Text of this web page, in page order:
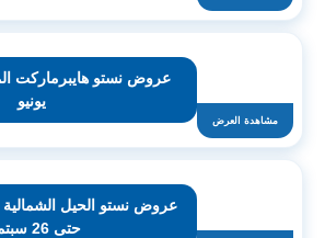
مشاهدة العرض
يونيو
عروض نستو الحيل الشمالية
حتى 26 سبتمبر